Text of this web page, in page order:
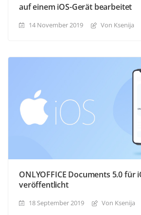
auf einem iOS-Gerät bearbeitet
14 November 2019 Von Ksenija
ONLYOFFICE Documents 5.0 für
veröffentlicht
18 September 2019 Von Ksenija